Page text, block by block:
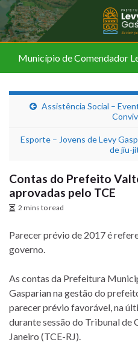
Município de Comendador
Assistência Social –
Esporte – Jovens de Levy
de jiu-
Contas do Prefeito
aprovadas pelo TCE
2 mins to read
Parecer prévio de 2017 é
governo.
As contas da Prefeitura
Gasparian na gestão do
parecer prévio favorável, na
durante sessão do Tribunal de
Janeiro (TCE-RJ).